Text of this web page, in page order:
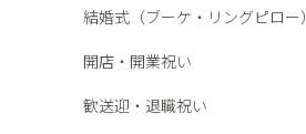
結婚式（ブーケ・リングピロー）
開店・開業祝い
歓送迎・退職祝い